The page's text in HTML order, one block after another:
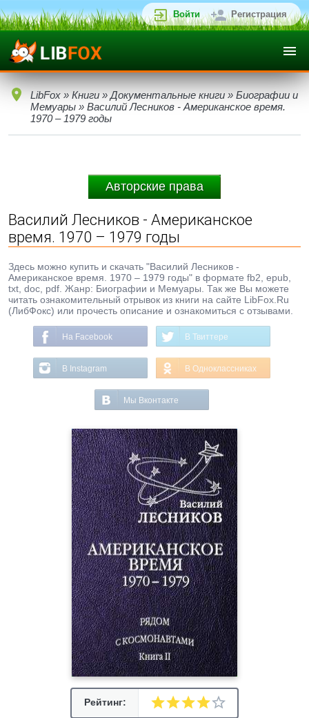
Войти Регистрация
LibFox » Книги » Документальные книги » Биографии и
Мемуары » Василий Лесников - Американское время.
1970 – 1979 годы
Авторские права
Василий Лесников - Американское
время. 1970 – 1979 годы
Здесь можно купить и скачать "Василий Лесников -
Американское время. 1970 – 1979 годы" в формате fb2, epub,
txt, doc, pdf. Жанр: Биографии и Мемуары. Так же Вы можете
читать ознакомительный отрывок из книги на сайте LibFox.Ru
(ЛибФокс) или прочесть описание и ознакомиться с отзывами.
На Facebook В Твиттере
В Instagram В Одноклассниках
Мы Вконтакте
Рейтинг: